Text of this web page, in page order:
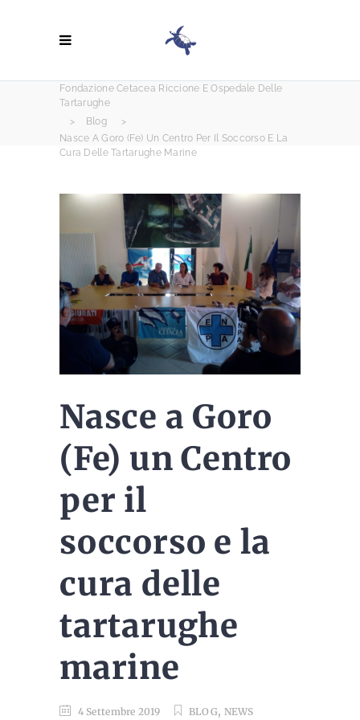
Fondazione Cetacea Riccione E Ospedale Delle
Tartarughe
>
Blog
>
Nasce A Goro (Fe) Un Centro Per Il Soccorso E La
Cura Delle Tartarughe Marine
Nasce a Goro
(Fe) un Centro
per il
soccorso e la
cura delle
tartarughe
marine
4 Settembre 2019 BLOG, NEWS